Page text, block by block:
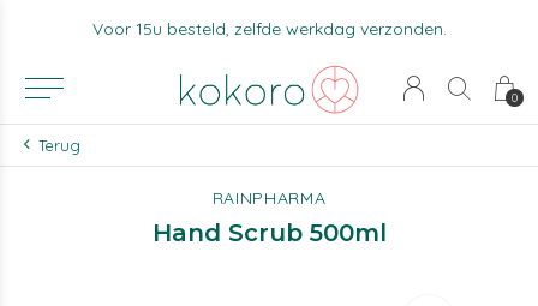
0
Voor 15u besteld, zelfde werkdag verzonden.
Terug
RAINPHARMA
Hand Scrub 500ml